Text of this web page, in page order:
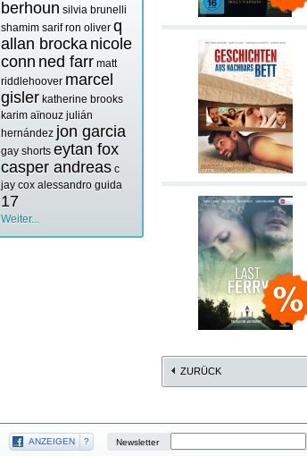
berhoun silvia brunelli
shamim sarif ron oliver q
allan brocka nicole
conn ned farr matt
riddlehoover marcel
gisler katherine brooks
karim aïnouz julián
hernández jon garcia
gay shorts eytan fox
casper andreas c
jay cox alessandro guida
17
Weiter...
ZURÜCK
ANZEIGEN ? Newsletter